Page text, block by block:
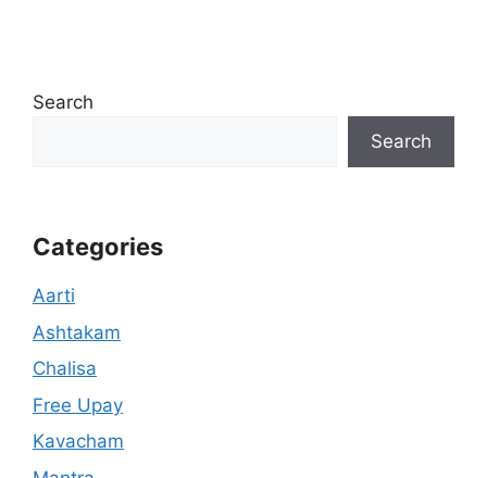
Search
Search
Categories
Aarti
Ashtakam
Chalisa
Free Upay
Kavacham